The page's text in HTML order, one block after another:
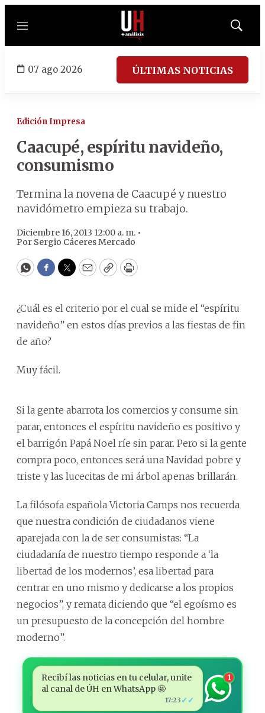
Menú
Mostrar
07 ago 2026 ÚLTIMAS NOTICIAS
Edición Impresa
Caacupé, espíritu navideño,
consumismo
Termina la novena de Caacupé y nuestro
navidómetro empieza su trabajo.
Diciembre 16, 2013 12:00 a. m. •
Por Sergio Cáceres Mercado
WhatsApp
Facebook
Twitter
EmailCopyPrint
¿Cuál es el criterio por el cual se mide el “espíritu
navideño” en estos días previos a las fiestas de fin
de año?
Muy fácil.
Si la gente abarrota los comercios y consume sin
parar, entonces el espíritu navideño es positivo y
el barrigón Papá Noel ríe sin parar. Pero si la gente
compra poco, entonces será una Navidad pobre y
triste y las lucecitas de mi árbol apenas brillarán.
La filósofa española Victoria Camps nos recuerda
que nuestra condición de ciudadanos viene
aparejada con la de ser consumistas: “La
ciudadanía de nuestro tiempo responde a ‘la
libertad de los modernos’, esa libertad para
centrar en uno mismo y dedicarse a los propios
negocios”, y remata diciendo que “el egoísmo es
un presupuesto de la concepción del hombre
moderno”.
Recibí las noticias en tu celular, unite
al canal de ÚH en WhatsApp 🤩
17:23 ✓✓
1